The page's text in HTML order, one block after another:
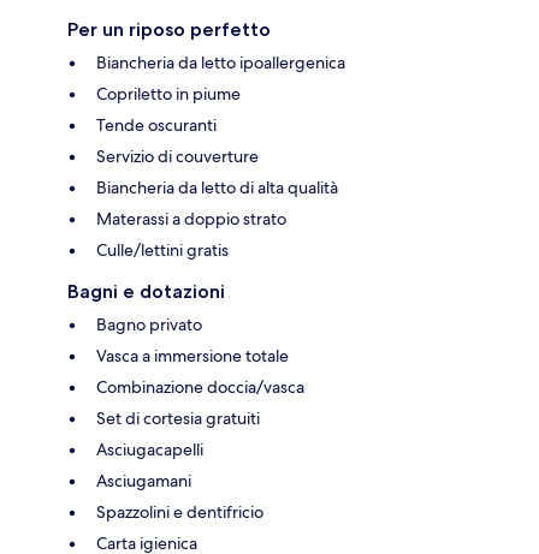
Per un riposo perfetto
Biancheria da letto ipoallergenica
Copriletto in piume
Tende oscuranti
Servizio di couverture
Biancheria da letto di alta qualità
Materassi a doppio strato
Culle/lettini gratis
Bagni e dotazioni
Bagno privato
Vasca a immersione totale
Combinazione doccia/vasca
Set di cortesia gratuiti
Asciugacapelli
Asciugamani
Spazzolini e dentifricio
Carta igienica